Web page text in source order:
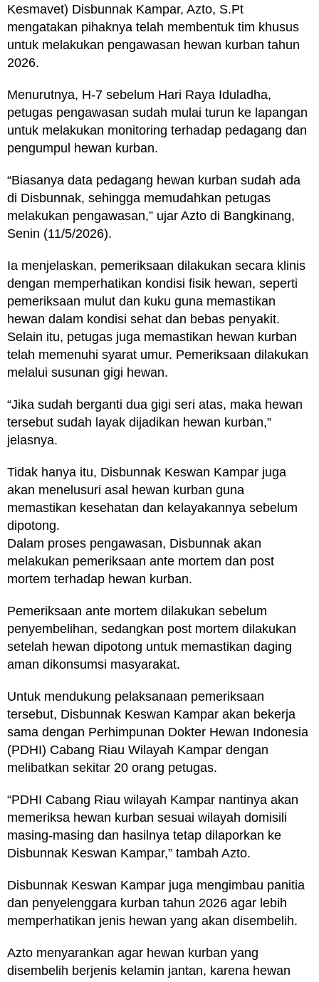
Kesmavet) Disbunnak Kampar, Azto, S.Pt
mengatakan pihaknya telah membentuk tim khusus
untuk melakukan pengawasan hewan kurban tahun
2026.
Menurutnya, H-7 sebelum Hari Raya Iduladha,
petugas pengawasan sudah mulai turun ke lapangan
untuk melakukan monitoring terhadap pedagang dan
pengumpul hewan kurban.
“Biasanya data pedagang hewan kurban sudah ada
di Disbunnak, sehingga memudahkan petugas
melakukan pengawasan,” ujar Azto di Bangkinang,
Senin (11/5/2026).
Ia menjelaskan, pemeriksaan dilakukan secara klinis
dengan memperhatikan kondisi fisik hewan, seperti
pemeriksaan mulut dan kuku guna memastikan
hewan dalam kondisi sehat dan bebas penyakit.
Selain itu, petugas juga memastikan hewan kurban
telah memenuhi syarat umur. Pemeriksaan dilakukan
melalui susunan gigi hewan.
“Jika sudah berganti dua gigi seri atas, maka hewan
tersebut sudah layak dijadikan hewan kurban,”
jelasnya.
Tidak hanya itu, Disbunnak Keswan Kampar juga
akan menelusuri asal hewan kurban guna
memastikan kesehatan dan kelayakannya sebelum
dipotong.
Dalam proses pengawasan, Disbunnak akan
melakukan pemeriksaan ante mortem dan post
mortem terhadap hewan kurban.
Pemeriksaan ante mortem dilakukan sebelum
penyembelihan, sedangkan post mortem dilakukan
setelah hewan dipotong untuk memastikan daging
aman dikonsumsi masyarakat.
Untuk mendukung pelaksanaan pemeriksaan
tersebut, Disbunnak Keswan Kampar akan bekerja
sama dengan Perhimpunan Dokter Hewan Indonesia
(PDHI) Cabang Riau Wilayah Kampar dengan
melibatkan sekitar 20 orang petugas.
“PDHI Cabang Riau wilayah Kampar nantinya akan
memeriksa hewan kurban sesuai wilayah domisili
masing-masing dan hasilnya tetap dilaporkan ke
Disbunnak Keswan Kampar,” tambah Azto.
Disbunnak Keswan Kampar juga mengimbau panitia
dan penyelenggara kurban tahun 2026 agar lebih
memperhatikan jenis hewan yang akan disembelih.
Azto menyarankan agar hewan kurban yang
disembelih berjenis kelamin jantan, karena hewan